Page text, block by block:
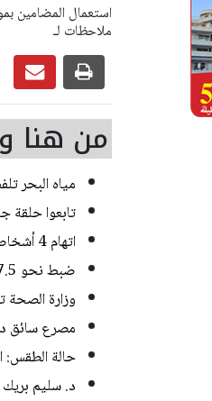
ملاحظات لـ
من هنا
مياه البحر
تابعوا
اتهام 4 أشخاص من شرقي القدس والضفة الغربية بسرقة مركبات
ضبط نحو 7.5 كغم مخدرات في القدس واعتقال 3 مشتبهين
وزارة الصحة
مصرع سائق
حالة
د. سليم